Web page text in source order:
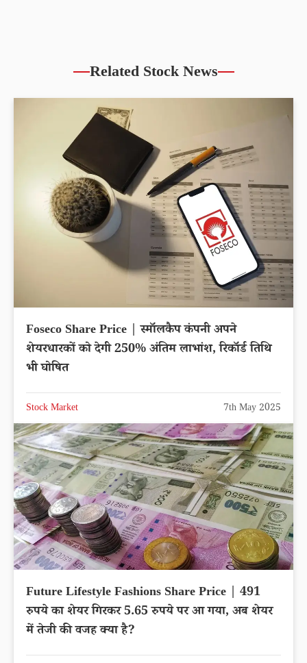
Related Stock News
Foseco Share Price | स्मॉलकैप कंपनी अपने
शेयरधारकों को देगी 250% अंतिम लाभांश, रिकॉर्ड तिथि
भी घोषित
Stock Market 7th May 2025
Future Lifestyle Fashions Share Price | 491
रुपये का शेयर गिरकर 5.65 रुपये पर आ गया, अब शेयर
में तेजी की वजह क्या है?